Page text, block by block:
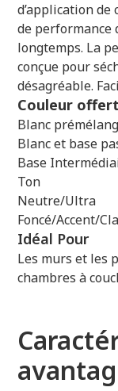
d’application
de performance
longtemps. La
conçue pour
désagréable.
Couleur
Blanc
Blanc et base
Base
Ton
Neutre/Ultra
Foncé/Accent/
Idéal Pour
Les murs et les
chambres à